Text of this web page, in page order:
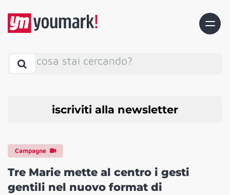
cosa stai cercando?
iscriviti alla newsletter
Campagne
Tre Marie mette al centro i gesti
gentili nel nuovo format di